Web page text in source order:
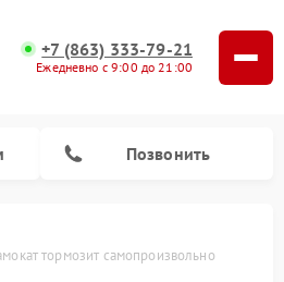
+7 (863) 333-79-21
Ежедневно с 9:00 до 21:00
Позвонить
тормозит самопроизвольно